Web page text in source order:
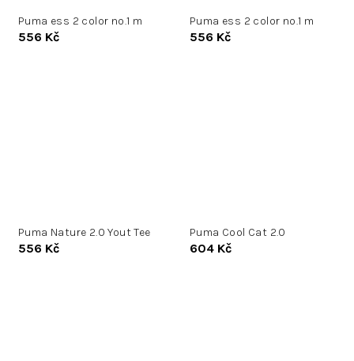
Puma ess 2 color no.1 m
556 Kč
Puma ess 2 color no.1 m
556 Kč
Puma Nature 2.0 Yout Tee
556 Kč
Puma Cool Cat 2.0
604 Kč